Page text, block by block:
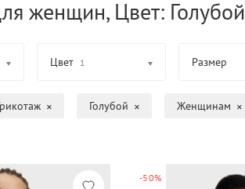
женщин, Цвет: Голубой
Цвет 1 Размер
Голубой Женщинам
-50%